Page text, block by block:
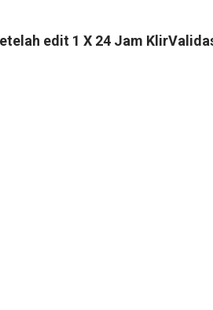
edit 1 X 24 Jam